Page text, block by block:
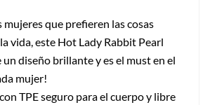
mujeres que prefieren las cosas
vida, este Hot Lady Rabbit Pearl
un diseño brillante y es el must en el
mujer!
TPE seguro para el cuerpo y libre